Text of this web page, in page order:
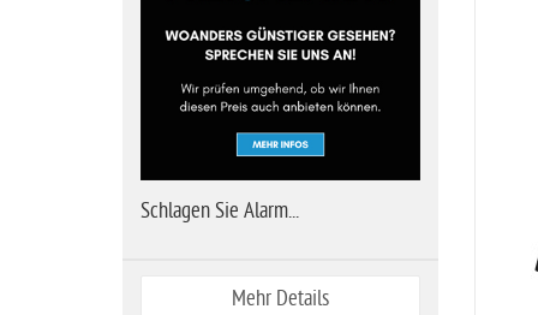
Schlagen Sie Alarm...
Mehr Details